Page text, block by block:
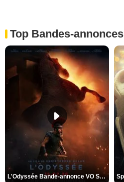
Top Bandes-annonces
L'Odyssée Bande-annonce VO STFR